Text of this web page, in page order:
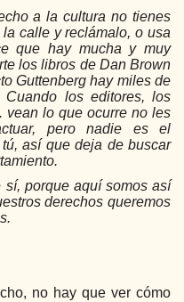
a la cultura no tienes
calle y reclámalo, o usa
que hay mucha y muy
los libros de Dan Brown
Guttenberg hay miles de
los editores, los
vean lo que ocurre no les
pero nadie es el
así que deja de buscar
sí, porque aquí somos así
derechos queremos
no hay que ver cómo